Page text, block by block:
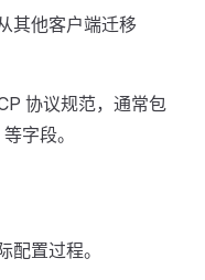
其他客户端迁移
协议规范，通常包
等字段。
置过程。